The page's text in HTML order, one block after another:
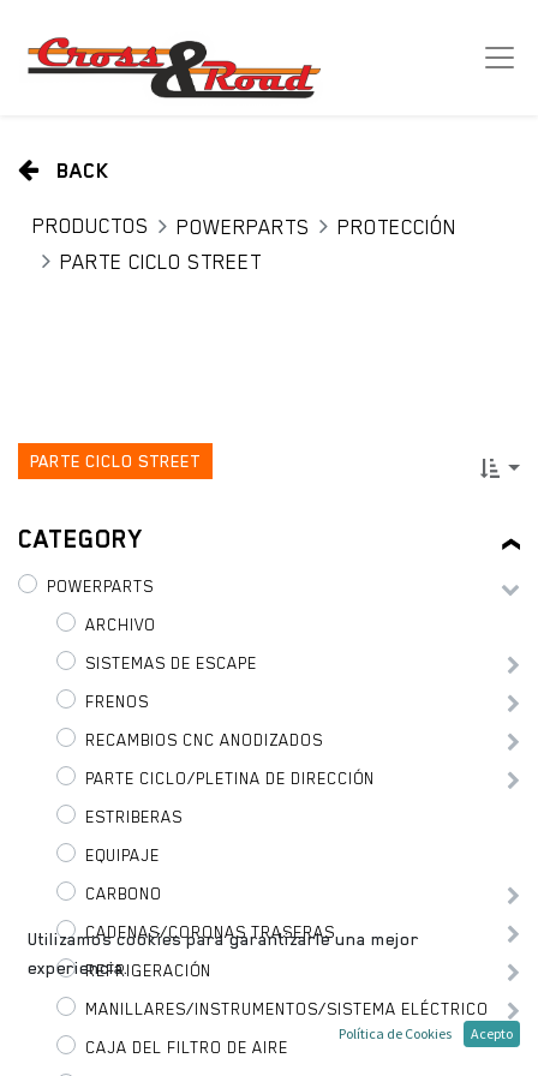
BACK
PRODUCTOS POWERPARTS
PROTECCIÓN
PARTE CICLO STREET
PARTE CICLO STREET
CATEGORY
POWERPARTS
ARCHIVO
SISTEMAS DE ESCAPE
FRENOS
RECAMBIOS CNC ANODIZADOS
PARTE CICLO/PLETINA DE DIRECCIÓN
ESTRIBERAS
EQUIPAJE
CARBONO
CADENAS/CORONAS TRASERAS
REFRIGERACIÓN
MANILLARES/INSTRUMENTOS/SISTEMA ELÉCTRICO
CAJA DEL FILTRO DE AIRE
Utilizamos cookies para garantizarle una mejor
experiencia.
Política de Cookies Acepto